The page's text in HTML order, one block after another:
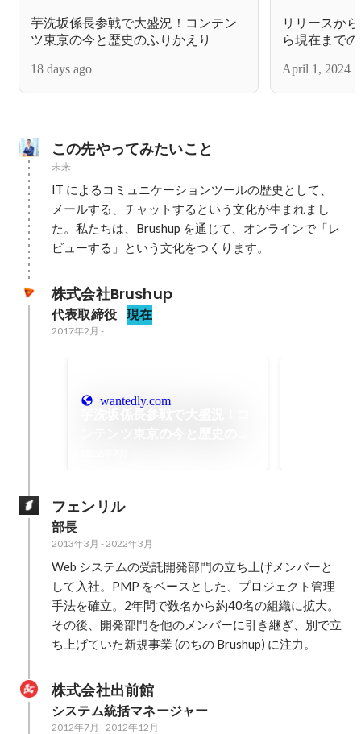
芋洗坂係長参戦で大盛況！コンテン
ツ東京の今と歴史のふりかえり
18 days ago
リリースか
ら現在まで
April 1, 2024
この先やってみたいこと
未来
IT によるコミュニケーションツールの歴史として、
メールする、チャットするという文化が生まれまし
た。私たちは、Brushup を通じて、オンラインで「レ
ビューする」という文化をつくります。
株式会社Brushup
代表取締役 現在
2017年2月 -
wantedly.com
サービスも
有料化を前
使える範囲
きるファイ
ーザー数、
かの点で厳
フェンリル
部長
2013年3月 - 2022年3月
Web システムの受託開発部門の立ち上げメンバーと
して入社。PMP をベースとした、プロジェクト管理
手法を確立。2年間で数名から約40名の組織に拡大。
その後、開発部門を他のメンバーに引き継ぎ、別で立
ち上げていた新規事業 (のちの Brushup) に注力。
株式会社出前館
システム統括マネージャー
2012年7月 - 2012年12月